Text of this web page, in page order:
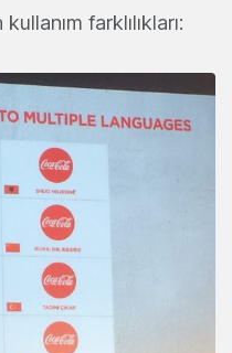
farklılıkları: